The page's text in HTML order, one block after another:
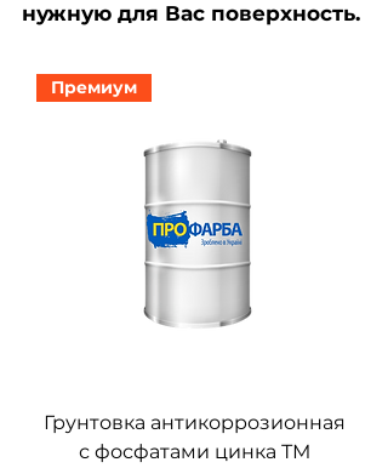
нужную для Вас поверхность.
Премиум
Грунтовка антикоррозионная
с фосфатами цинка ТМ